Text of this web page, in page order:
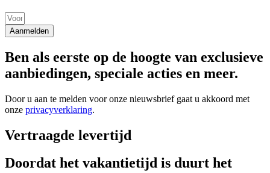
Aanmelden
Ben als eerste op de hoogte van exclusieve
aanbiedingen, speciale acties en meer.
Door u aan te melden voor onze nieuwsbrief gaat u akkoord met
onze privacyverklaring.
Vertraagde levertijd
Doordat het vakantietijd is duurt het